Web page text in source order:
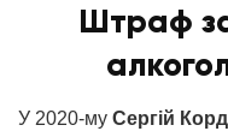
Штраф
У 2020-му Сергій